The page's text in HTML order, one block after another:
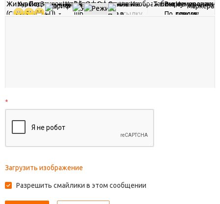
*
Загрузить изображение
Разрешить смайлики в этом сообщении